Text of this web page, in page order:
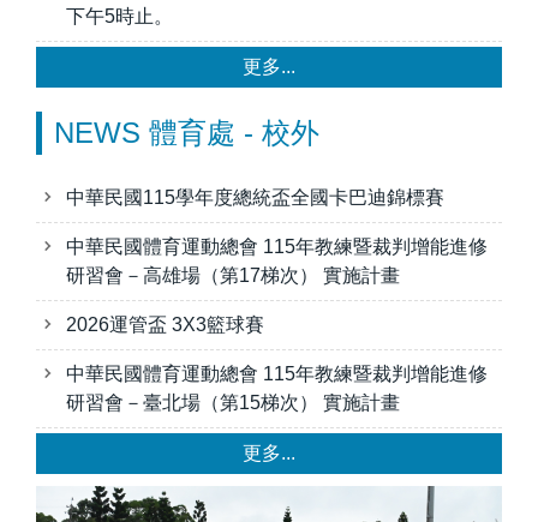
下午5時止。
更多...
NEWS 體育處 - 校外
中華民國115學年度總統盃全國卡巴迪錦標賽
中華民國體育運動總會 115年教練暨裁判增能進修
研習會－高雄場（第17梯次） 實施計畫
2026運管盃 3X3籃球賽
中華民國體育運動總會 115年教練暨裁判增能進修
研習會－臺北場（第15梯次） 實施計畫
更多...